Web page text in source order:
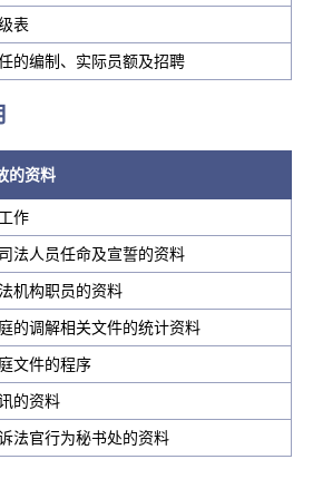
表
的编制、实际员额及招聘
的资料
作
法人员任命及宣誓的资料
机构职员的资料
的调解相关文件的统计资料
文件的程序
的资料
法官行为秘书处的资料